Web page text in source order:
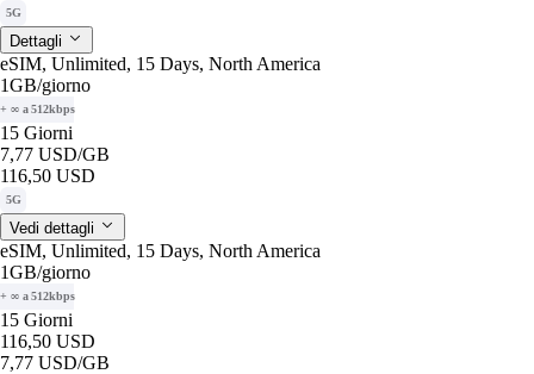
5G
Dettagli
eSIM, Unlimited, 15 Days, North America
1GB/giorno
+ ∞ a 512kbps
15 Giorni
7,77 USD/GB
116,50 USD
5G
Vedi dettagli
eSIM, Unlimited, 15 Days, North America
1GB/giorno
+ ∞ a 512kbps
15 Giorni
116,50 USD
7,77 USD/GB